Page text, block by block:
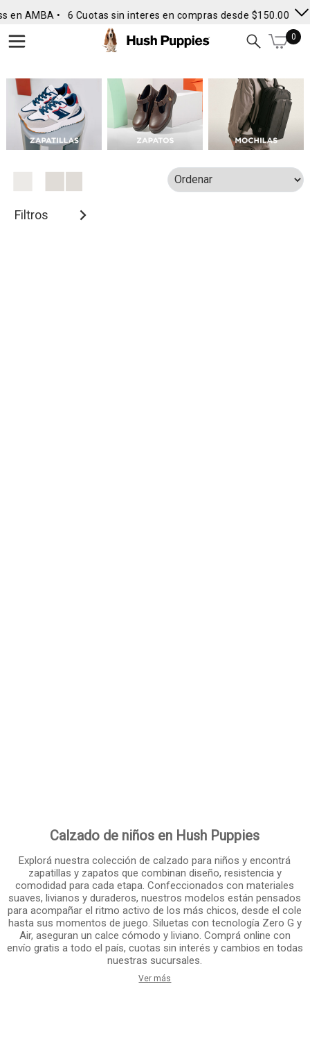
en AMBA • 6 Cuotas sin interes en compras desde $150.000 •
0
Filtros
Calzado de niños en Hush Puppies
Explorá nuestra colección de calzado para niños y encontrá
zapatillas y zapatos que combinan diseño, resistencia y
comodidad para cada etapa. Confeccionados con materiales
suaves, livianos y duraderos, nuestros modelos están pensados
para acompañar el ritmo activo de los más chicos, desde el cole
hasta sus momentos de juego. Siluetas con tecnología Zero G y
Air, aseguran un calce cómodo y liviano. Comprá online con
envío gratis a todo el país, cuotas sin interés y cambios en todas
nuestras sucursales.
Ver más